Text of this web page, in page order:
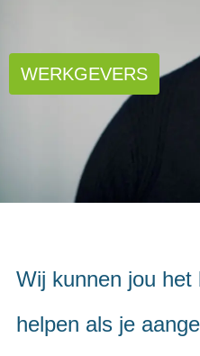
WERKGEVERS
Wij kunnen jou
helpen als je